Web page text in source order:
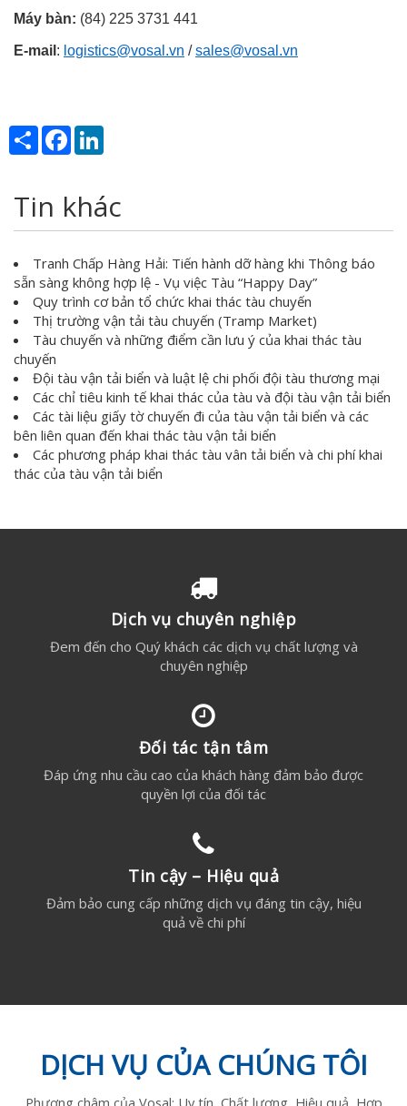
Máy bàn: (84) 225 3731 441
E-mail : logistics@vosal.vn /sales@vosal.vn
Share Facebook
Tin khác
Tranh Chấp Hàng Hải: Tiến hành dỡ hàng khi Thông báo
sẵn sàng không hợp lệ - Vụ việc Tàu “Happy Day”
Quy trình cơ bản tổ chức khai thác tàu chuyến
Thị trường vận tải tàu chuyến (Tramp Market)
Tàu chuyến và những điểm cần lưu ý của khai thác tàu
chuyến
Đội tàu vận tải biển và luật lệ chi phối đội tàu thương mại
Các chỉ tiêu kinh tế khai thác của tàu và đội tàu vận tải biển
Các tài liệu giấy tờ chuyến đi của tàu vận tải biển và các
bên liên quan đến khai thác tàu vận tải biển
Các phương pháp khai thác tàu vân tải biển và chi phí khai
thác của tàu vận tải biển
Dịch vụ chuyên nghiệp
Đem đến cho Quý khách các dịch vụ chất lượng và
chuyên nghiệp
Đối tác tận tâm
Đáp ứng nhu cầu cao của khách hàng đảm bảo được
quyền lợi của đối tác
Tin cậy – Hiệu quả
Đảm bảo cung cấp những dịch vụ đáng tin cậy, hiệu
quả về chi phí
DỊCH VỤ CỦA CHÚNG TÔI